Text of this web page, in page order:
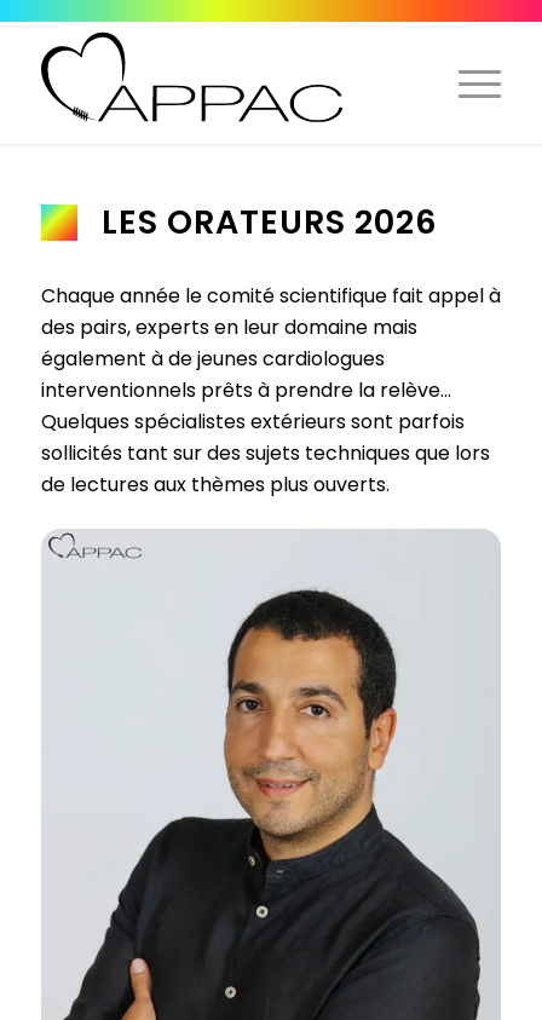
LES ORATEURS 2026
Chaque année le comité scientifique fait appel à
des pairs, experts en leur domaine mais
également à de jeunes cardiologues
interventionnels prêts à prendre la relève…
Quelques spécialistes extérieurs sont parfois
sollicités tant sur des sujets techniques que lors
de lectures aux thèmes plus ouverts.